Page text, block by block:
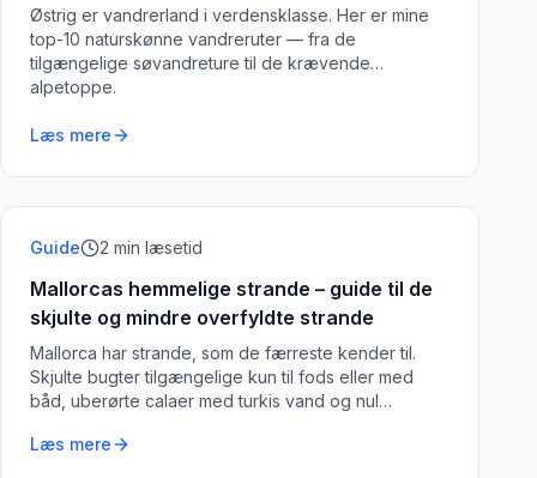
Østrig er vandrerland i verdensklasse. Her er mine
top-10 naturskønne vandreruter — fra de
tilgængelige søvandreture til de krævende
alpetoppe.
Læs mere
Guide 2 min læsetid
Mallorcas hemmelige strande – guide til de
skjulte og mindre overfyldte strande
Mallorca har strande, som de færreste kender til.
Skjulte bugter tilgængelige kun til fods eller med
båd, uberørte calaer med turkis vand og nul
Læs mere